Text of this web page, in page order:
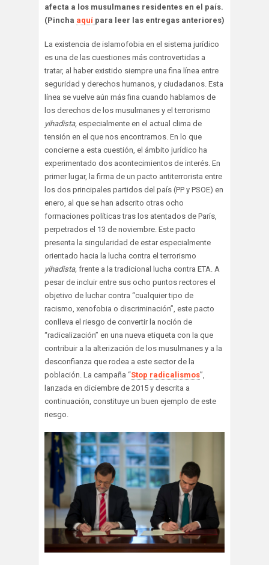
afecta a los musulmanes residentes en el país.
(Pincha aquí para leer las entregas anteriores)
La existencia de islamofobia en el sistema jurídico
es una de las cuestiones más controvertidas a
tratar, al haber existido siempre una fina línea entre
seguridad y derechos humanos, y ciudadanos. Esta
línea se vuelve aún más fina cuando hablamos de
los derechos de los musulmanes y el terrorismo
yihadista, especialmente en el actual clima de
tensión en el que nos encontramos. En lo que
concierne a esta cuestión, el ámbito jurídico ha
experimentado dos acontecimientos de interés. En
primer lugar, la firma de un pacto antiterrorista entre
los dos principales partidos del país (PP y PSOE) en
enero, al que se han adscrito otras ocho
formaciones políticas tras los atentados de París,
perpetrados el 13 de noviembre. Este pacto
presenta la singularidad de estar especialmente
orientado hacia la lucha contra el terrorismo
yihadista, frente a la tradicional lucha contra ETA. A
pesar de incluir entre sus ocho puntos rectores el
objetivo de luchar contra “cualquier tipo de
racismo, xenofobia o discriminación”, este pacto
conlleva el riesgo de convertir la noción de
“radicalización” en una nueva etiqueta con la que
contribuir a la alterización de los musulmanes y a la
desconfianza que rodea a este sector de la
población. La campaña “Stop radicalismos”,
lanzada en diciembre de 2015 y descrita a
continuación, constituye un buen ejemplo de este
riesgo.